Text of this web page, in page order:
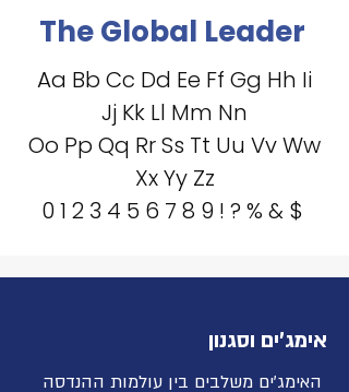
The Global Leader
Aa Bb Cc Dd Ee Ff Gg Hh Ii
Jj Kk Ll Mm Nn
Oo Pp Qq Rr Ss Tt Uu Vv Ww
Xx Yy Zz
0 1 2 3 4 5 6 7 8 9 ! ? % & $
אימג'ים וסגנון
האימג'ים משלבים בין עולמות ההנדסה